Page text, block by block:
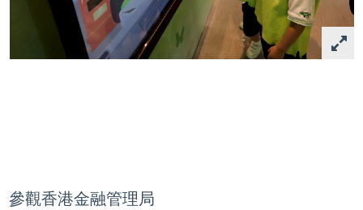
參觀香港金融管理局